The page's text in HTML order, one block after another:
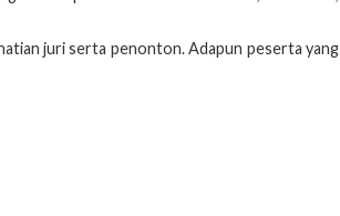
juri serta penonton. Adapun peserta yang